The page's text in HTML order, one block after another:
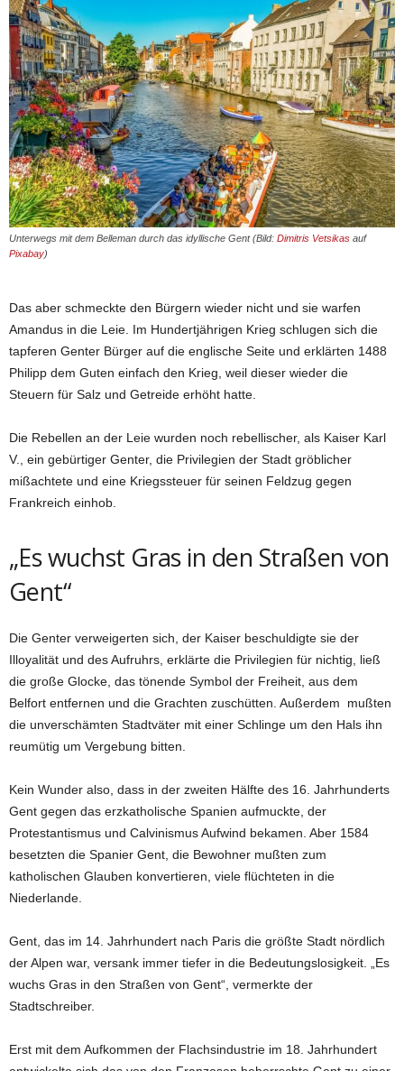
Unterwegs mit dem Belleman durch das idyllische Gent (Bild: Dimitris Vetsikas auf
Pixabay)
Das aber schmeckte den Bürgern wieder nicht und sie warfen
Amandus in die Leie. Im Hundertjährigen Krieg schlugen sich die
tapferen Genter Bürger auf die englische Seite und erklärten 1488
Philipp dem Gu­ten einfach den Krieg, weil dieser wieder die
Steuern für Salz und Getreide erhöht hatte.
Die Rebellen an der Leie wurden noch rebellischer, als Kaiser Karl
V., ein gebürtiger Genter, die Privilegien der Stadt gröblicher
mißachtete und eine Kriegssteuer für seinen Feldzug gegen
Frankreich einhob.
„Es wuchst Gras in den Straßen von
Gent“
Die Genter verweigerten sich, der Kaiser beschuldigte sie der
Illoyalität und des Aufruhrs, erklärte die Privilegien für nichtig, ließ
die große Glocke, das tönende Symbol der Freiheit, aus dem
Belfort entfernen und die Grachten zuschütten. Außerdem mußten
die unverschämten Stadtväter mit einer Schlinge um den Hals ihn
reumütig um Vergebung bitten.
Kein Wunder also, dass in der zweiten Hälfte des 16. Jahrhunderts
Gent gegen das erzkatholische Spanien aufmuckte, der
Protestantismus und Calvinismus Aufwind bekamen. Aber 1584
besetzten die Spanier Gent, die Bewohner mußten zum
katholischen Glauben konvertieren, viele flüchteten in die
Niederlande.
Gent, das im 14. Jahrhundert nach Paris die größte Stadt nördlich
der Alpen war, versank immer tiefer in die Bedeutungslosigkeit. „Es
wuchs Gras in den Straßen von Gent“, vermerkte der
Stadtschreiber.
Erst mit dem Aufkommen der Flachsindustrie im 18. Jahrhundert